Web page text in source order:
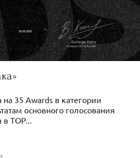
на 35 Awards в категории
основного голосования
TOP...